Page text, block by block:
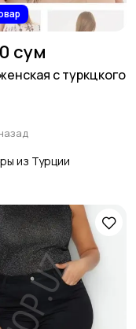
сум
с туркцкого
из Турции